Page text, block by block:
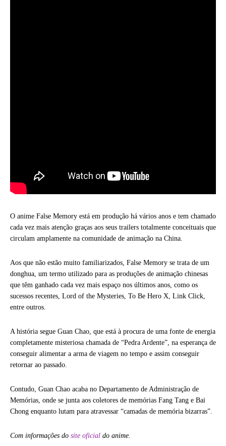
O anime False Memory está em produção há vários anos e tem chamado
cada vez mais atenção graças aos seus trailers totalmente conceituais que
circulam amplamente na comunidade de animação na China.
Aos que não estão muito familiarizados, False Memory se trata de um
donghua, um termo utilizado para as produções de animação chinesas
que têm ganhado cada vez mais espaço nos últimos anos, como os
sucessos recentes, Lord of the Mysteries, To Be Hero X, Link Click,
entre outros.
A história segue Guan Chao, que está à procura de uma fonte de energia
completamente misteriosa chamada de “Pedra Ardente”, na esperança de
conseguir alimentar a arma de viagem no tempo e assim conseguir
retornar ao passado.
Contudo, Guan Chao acaba no Departamento de Administração de
Memórias, onde se junta aos coletores de memórias Fang Tang e Bai
Chong enquanto lutam para atravessar “camadas de memória bizarras”.
Com informações do site oficial do anime.